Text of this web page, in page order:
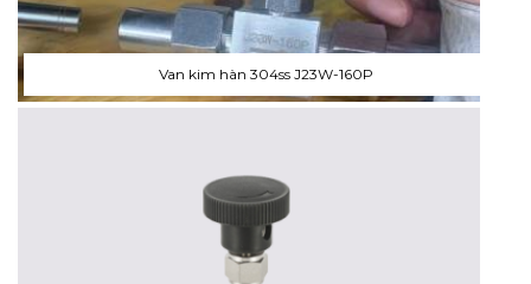
Van kim hàn 304ss J23W-160P